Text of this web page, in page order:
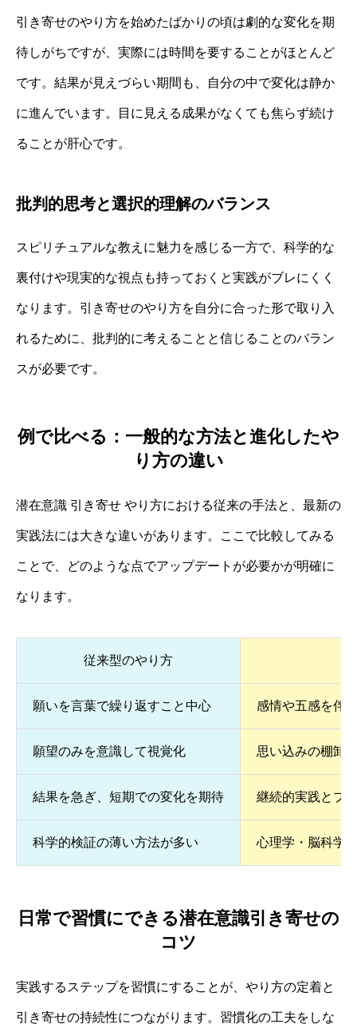
引き寄せのやり方を始めたばかりの頃は劇的な変化を期
待しがちですが、実際には時間を要することがほとんど
です。結果が見えづらい期間も、自分の中で変化は静か
に進んでいます。目に見える成果がなくても焦らず続け
ることが肝心です。
批判的思考と選択的理解のバランス
スピリチュアルな教えに魅力を感じる一方で、科学的な
裏付けや現実的な視点も持っておくと実践がブレにくく
なります。引き寄せのやり方を自分に合った形で取り入
れるために、批判的に考えることと信じることのバラン
スが必要です。
例で比べる：一般的な方法と進化したや
り方の違い
潜在意識 引き寄せ やり方における従来の手法と、最新の
実践法には大きな違いがあります。ここで比較してみる
ことで、どのような点でアップデートが必要かが明確に
なります。
従来型のやり方
願いを言葉で繰り返すこと中心 感情や五感を伴
願望のみを意識して視覚化 思い込みの棚卸
結果を急ぎ、短期での変化を期待 継続的実践とプ
科学的検証の薄い方法が多い 心理学・脳科学
日常で習慣にできる潜在意識引き寄せの
コツ
実践するステップを習慣にすることが、やり方の定着と
引き寄せの持続性につながります。習慣化の工夫をしな